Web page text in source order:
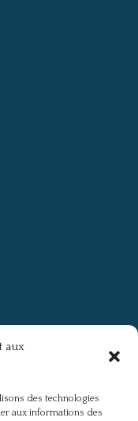
aux
des technologies
aux informations des